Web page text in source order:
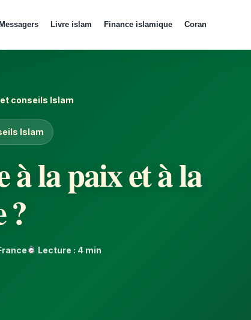
Livre islam Finance islamique Coran
conseils Islam
Islam
la paix et à la
?
Lecture : 4 min